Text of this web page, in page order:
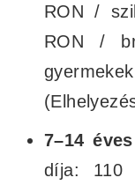
RON /
RON /
7–14
díja: 110